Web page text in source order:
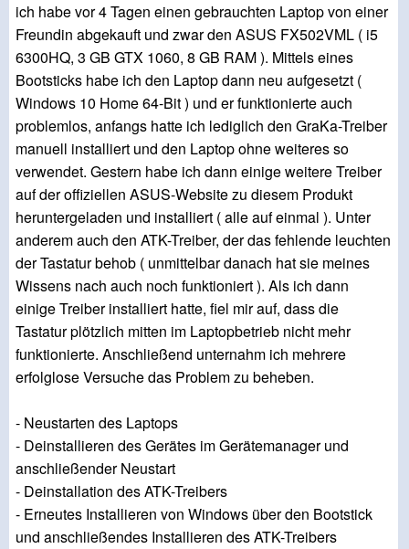
ich habe vor 4 Tagen einen gebrauchten Laptop von einer
Freundin abgekauft und zwar den ASUS FX502VML ( i5
6300HQ, 3 GB GTX 1060, 8 GB RAM ). Mittels eines
Bootsticks habe ich den Laptop dann neu aufgesetzt (
Windows 10 Home 64-Bit ) und er funktionierte auch
problemlos, anfangs hatte ich lediglich den GraKa-Treiber
manuell installiert und den Laptop ohne weiteres so
verwendet. Gestern habe ich dann einige weitere Treiber
auf der offiziellen ASUS-Website zu diesem Produkt
heruntergeladen und installiert ( alle auf einmal ). Unter
anderem auch den ATK-Treiber, der das fehlende leuchten
der Tastatur behob ( unmittelbar danach hat sie meines
Wissens nach auch noch funktioniert ). Als ich dann
einige Treiber installiert hatte, fiel mir auf, dass die
Tastatur plötzlich mitten im Laptopbetrieb nicht mehr
funktionierte. Anschließend unternahm ich mehrere
erfolglose Versuche das Problem zu beheben.
- Neustarten des Laptops
- Deinstallieren des Gerätes im Gerätemanager und
anschließender Neustart
- Deinstallation des ATK-Treibers
- Erneutes Installieren von Windows über den Bootstick
und anschließendes Installieren des ATK-Treibers